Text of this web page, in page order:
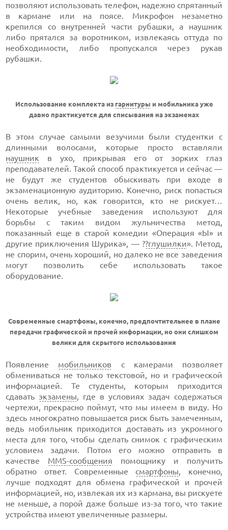
позволяют использовать телефон, надежно спрятанный
в кармане или на поясе. Микрофон незаметно
крепился со внутренней части рубашки, а наушник
либо прятался за воротником, извлекаясь оттуда по
необходимости, либо пропускался через рукав
рубашки.
Использование комплекта из гарнитуры и мобильника уже
давно практикуется для списывания на экзаменах
В этом случае самыми везучими были студентки с
длинными волосами, которые просто вставляли
наушник в ухо, прикрывая его от зорких глаз
преподавателей. Такой способ практикуется и сейчас —
не будут же студентов обыскивать при входе в
экзаменационную аудиторию. Конечно, риск попасться
очень велик, но, как говорится, кто не рискует…
Некоторые учебные заведения используют для
борьбы с таким видом жульничества метод,
показанный еще в старой комедии «Операция «Ы» и
другие приключения Шурика», — ??глушилки». Метод,
не спорим, очень хороший, но далеко не все заведения
могут позволить себе использовать такое
оборудование.
Современные смартфоны, конечно, предпочтительнее в плане
передачи графической и прочей информации, но они слишком
велики для скрытого использования
Появление мобильников с камерами позволяет
обмениваться не только текстовой, но и графической
информацией. Те студенты, которым приходится
сдавать экзамены, где в условиях задач содержаться
чертежи, прекрасно поймут, что мы имеем в виду. Но
здесь многократно повышается риск быть замеченным,
ведь мобильник приходится доставать из укромного
места для того, чтобы сделать снимок с графическим
условием задачи. Потом его можно отправить в
качестве MMS-сообщения помощнику и получить
обратно ответ. Современные смартфоны, конечно,
лучше подходят для обмена графической и прочей
информацией, но, извлекая их из кармана, вы рискуете
не меньше, а порой даже больше из-за того, что такие
устройства имеют увеличенные размеры.